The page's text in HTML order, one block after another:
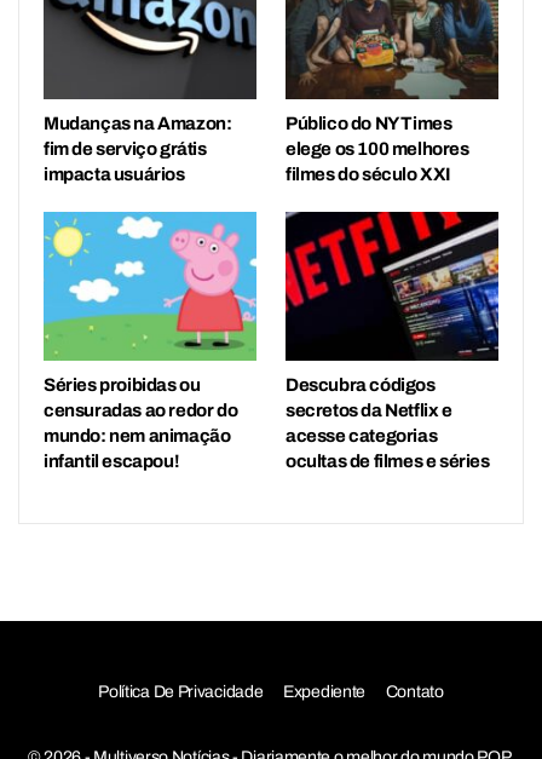
Mudanças na Amazon:
fim de serviço grátis
impacta usuários
Público do NY Times
elege os 100 melhores
filmes do século XXI
Séries proibidas ou
censuradas ao redor do
mundo: nem animação
infantil escapou!
Descubra códigos
secretos da Netflix e
acesse categorias
ocultas de filmes e séries
Política De Privacidade Expediente Contato